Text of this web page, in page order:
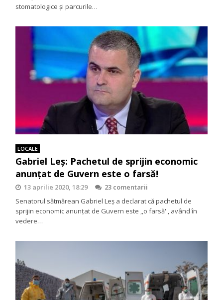
stomatologice și parcurile…
LOCALE
Gabriel Leș: Pachetul de sprijin economic
anunțat de Guvern este o farsă!
13 aprilie 2020, 18:29
23 comentarii
Senatorul sătmărean Gabriel Leș a declarat că pachetul de
sprijin economic anunțat de Guvern este ,,o farsă'', având în
vedere…